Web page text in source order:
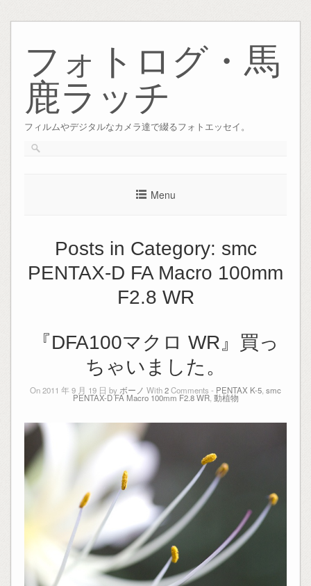
content
フォトログ・馬
鹿ラッチ
フィルムやデジタルなカメラ達で綴るフォトエッセイ。
Menu
Posts in Category: smc
PENTAX-D FA Macro 100mm
F2.8 WR
『DFA100マクロ WR』買っ
ちゃいました。
On 2011 年 9 月 19 日 by ボーノ With2Comments - PENTAX K-5 smc
PENTAX-D FA Macro 100mm F2.8 WR, 動植物